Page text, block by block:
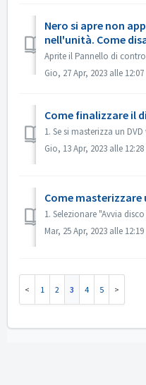
Nero si apre non
nell'unità. Come
Gio, 27 Apr, 2023 alle 12:07
Come finalizzare il
Gio, 13 Apr, 2023 alle 12:28
Come
Mar, 25 Apr, 2023 alle 12:19
1 2 3 4 5